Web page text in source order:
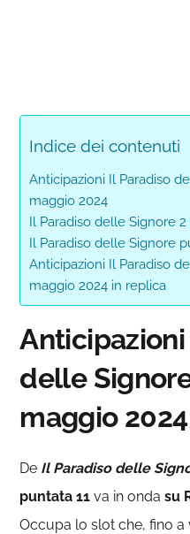
Indice dei contenuti
Anticipazioni Il Paradiso
maggio 2024
Il Paradiso delle Signore
Il Paradiso delle Signore
Anticipazioni Il Paradiso
maggio 2024 in replica
delle
maggio 2024
De Il Paradiso delle
puntata 11va in ondasu
Occupa lo slot che, fino a